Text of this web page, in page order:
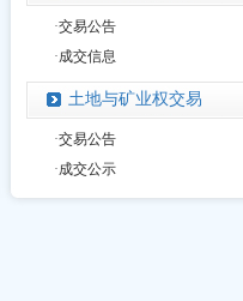
·交易公告
·成交信息
土地与矿业权交易
·交易公告
·成交公示